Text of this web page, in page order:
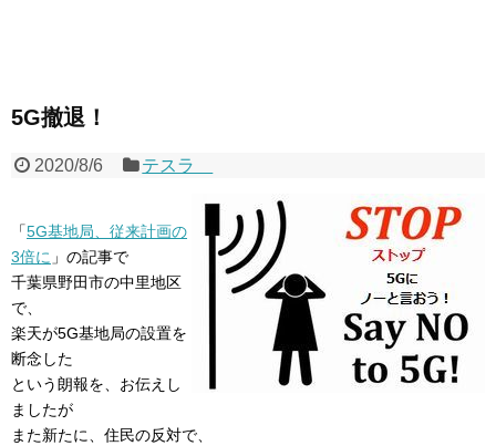
5G撤退！
2020/8/6 テスラ
「5G基地局、従来計画の
3倍に 」の記事で
千葉県野田市の中里地区
で、
楽天が5G基地局の設置を
断念した
という朗報を、お伝えし
ましたが
また新たに、住民の反対で、